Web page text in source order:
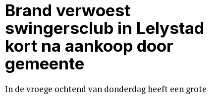
Brand verwoest
swingersclub in Lelystad
kort na aankoop door
gemeente
In de vroege ochtend van donderdag heeft een grote